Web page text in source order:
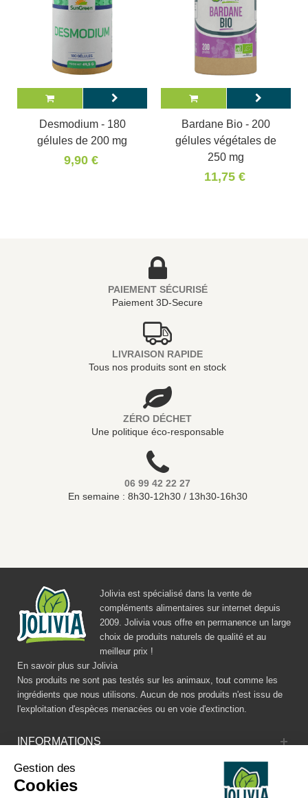
Desmodium - 180
gélules de 200 mg
9,90 €
Bardane Bio - 200
gélules végétales de
250 mg
11,75 €
PAIEMENT SÉCURISÉ
Paiement 3D-Secure
LIVRAISON RAPIDE
Tous nos produits sont en stock
ZÉRO DÉCHET
Une politique éco-responsable
06 99 42 22 27
En semaine : 8h30-12h30 / 13h30-16h30
Jolivia est spécialisé dans la vente de
compléments alimentaires sur internet depuis
2009. Jolivia vous offre en permanence un large
choix de produits naturels de qualité et au
meilleur prix !
En savoir plus sur Jolivia
Nos produits ne sont pas testés sur les animaux, tout comme les
ingrédients que nous utilisons. Aucun de nos produits n'est issu de
l'exploitation d'espèces menacées ou en voie d'extinction.
INFORMATIONS
CATALOGUE
Gestion des
Cookies